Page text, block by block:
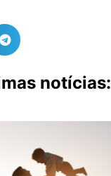
notícias: